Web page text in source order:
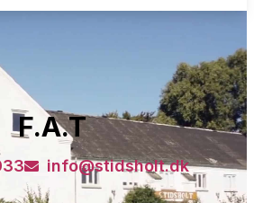
F.A.T
info@stidsholt.dk